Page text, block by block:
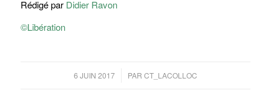
Rédigé par Didier Ravon
©Libération
6 JUIN 2017
/ PAR CT_LACOLLOC